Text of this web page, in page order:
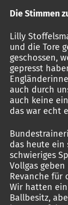
Die Stimmen
Lilly
und die Tore
geschossen,
gepresst
auch durch
auch keine
das war echt
das heute ein
schwieriges
Vollgas
Revanche für
Wir hatten
Ballbesitz,